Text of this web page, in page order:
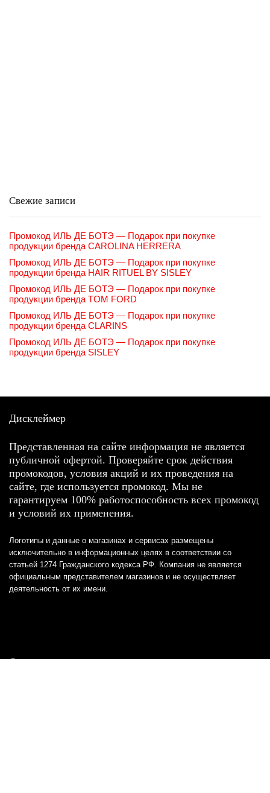
Свежие записи
Промокод ИЛЬ ДЕ БОТЭ — Подарок при покупке
продукции бренда CAROLINA HERRERA
Промокод ИЛЬ ДЕ БОТЭ — Подарок при покупке
продукции бренда HAIR RITUEL BY SISLEY
Промокод ИЛЬ ДЕ БОТЭ — Подарок при покупке
продукции бренда TOM FORD
Промокод ИЛЬ ДЕ БОТЭ — Подарок при покупке
продукции бренда CLARINS
Промокод ИЛЬ ДЕ БОТЭ — Подарок при покупке
продукции бренда SISLEY
Дисклеймер
Представленная на сайте информация не является
публичной офертой. Проверяйте срок действия
промокодов, условия акций и их проведения на
сайте, где используется промокод. Мы не
гарантируем 100% работоспособность всех промокод
и условий их применения.
Логотипы и данные о магазинах и сервисах размещены
исключительно в информационных целях в соответствии со
статьей 1274 Гражданского кодекса РФ. Компания не является
официальным представителем магазинов и не осуществляет
деятельность от их имени.
Отказ от ответственности